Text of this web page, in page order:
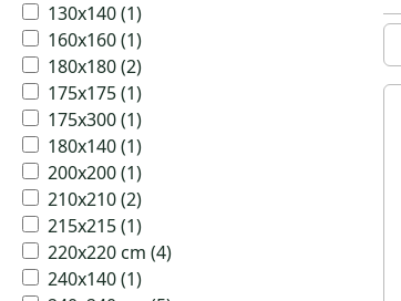
130x140(1)
160x160(1)
180x180(2)
175x175(1)
175x300(1)
180x140(1)
200x200(1)
210x210(2)
215x215(1)
220x220 cm (4)
240x140(1)